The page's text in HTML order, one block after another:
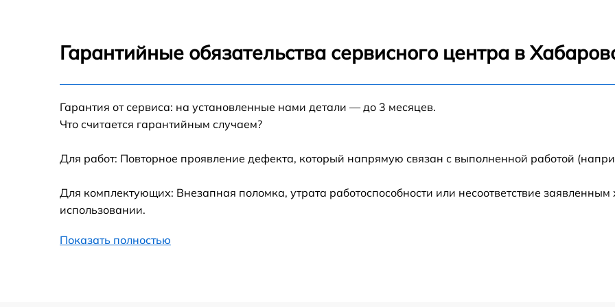
Замена электросхемы Indesit LR8 S2 X B
S2 X B
от 60 мин
Гарантийные обязательства сервисного центра в
Гарантия от сервиса: на установленные нами детали — до 3 месяцев.
Что считается гарантийным случаем?
Для работ: Повторное проявление дефекта, который напрямую связан с выполненной работой
Для комплектующих: Внезапная поломка, утрата работоспособности или несоответствие
использовании.
Показать полностью